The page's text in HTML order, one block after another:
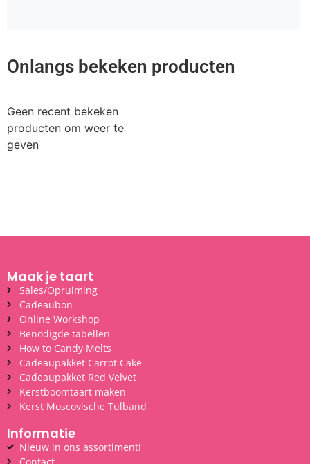
Onlangs bekeken producten
Geen recent bekeken
producten om weer te
geven
Maak je taart
Sales/Opruiming
Cadeaubon
Online Workshop
Benodigde tabellen
How to Candy Melts
Cadeaupakket Carrot Cake
Cadeaupakket Red Velvet
Kerstboomtaart maken
Kerst Moscovische Tulband
Informatie
Nieuw in ons assortiment!